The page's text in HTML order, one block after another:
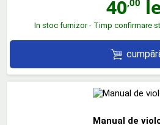
40
In stoc furnizor - Timp confirmare
Manual de